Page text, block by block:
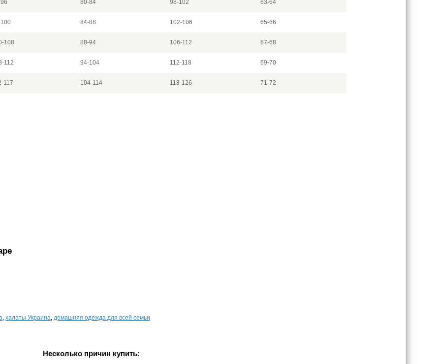
80-84 98-102 63-64
84-88 102-106 65-66
108 88-94 106-112 67-68
112 94-104 112-118 69-70
117 104-114 118-126 71-72
, халаты Украина, домашняя одежда для всей семьи
Несколько причин купить: